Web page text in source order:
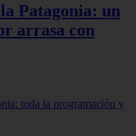
Patagonia: un
arrasa con